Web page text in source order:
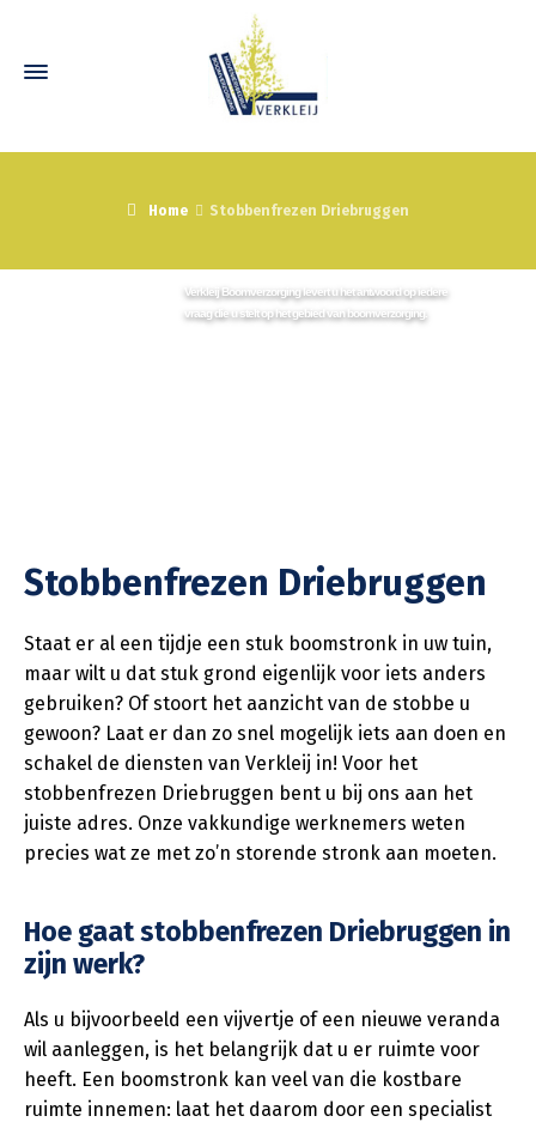
Home Stobbenfrezen Driebruggen
Wij staan graag voor u klaar!
Neem vrijblijvend contact met ons op
Stobbenfrezen Driebruggen
Staat er al een tijdje een stuk boomstronk in uw tuin,
maar wilt u dat stuk grond eigenlijk voor iets anders
gebruiken? Of stoort het aanzicht van de stobbe u
gewoon? Laat er dan zo snel mogelijk iets aan doen en
schakel de diensten van Verkleij in! Voor het
stobbenfrezen Driebruggen bent u bij ons aan het
juiste adres. Onze vakkundige werknemers weten
precies wat ze met zo’n storende stronk aan moeten.
Hoe gaat stobbenfrezen Driebruggen in
zijn werk?
Als u bijvoorbeeld een vijvertje of een nieuwe veranda
wil aanleggen, is het belangrijk dat u er ruimte voor
heeft. Een boomstronk kan veel van die kostbare
ruimte innemen: laat het daarom door een specialist